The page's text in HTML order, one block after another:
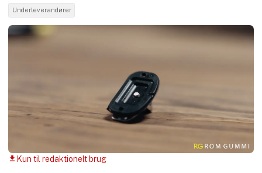
Underleverandører
download Kun til redaktionelt brug